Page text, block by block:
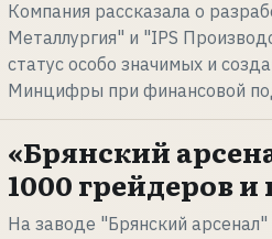
Компания рассказала о
Металлургия" и "IPS
статус особо значимых и
Минцифры при финансовой
«Брянский
1000 грейдеров
На заводе "Брянский